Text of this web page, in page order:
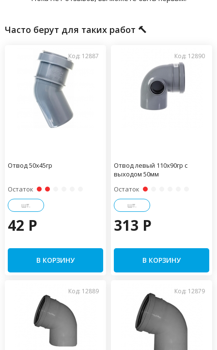
Часто берут для таких работ 🔨
Код: 12887
Отвод 50х45гр
Остаток
шт.
42 P
В КОРЗИНУ
Код: 12890
Отвод левый 110х90гр с
выходом 50мм
Остаток
шт.
313 P
В КОРЗИНУ
Код: 12889 Код: 12879